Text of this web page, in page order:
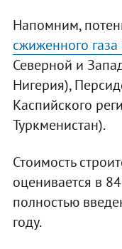
Напомним,
сжиженного газа
Северной и
Нигерия),
Каспийского
Туркменистан).
Стоимость
оценивается в
полностью
году.